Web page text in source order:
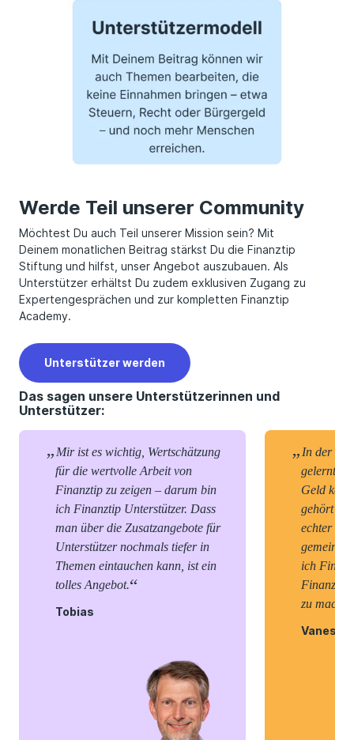
Werde Teil unserer Community
Möchtest Du auch Teil unserer Mission sein? Mit
Deinem monatlichen Beitrag stärkst Du die Finanztip
Stiftung und hilfst, unser Angebot auszubauen. Als
Unterstützer erhältst Du zudem exklusiven Zugang zu
Expertengesprächen und zur kompletten Finanztip
Academy.
Unterstützer werden
Das sagen unsere Unterstützerinnen und
Unterstützer:
Mir ist es wichtig, Wertschätzung
für die wertvolle Arbeit von
Finanztip zu zeigen – darum bin
ich Finanztip Unterstützer. Dass
man über die Zusatzangebote für
Unterstützer nochmals tiefer in
Themen eintauchen kann, ist ein
tolles Angebot.
Tobias
In der
gelernt –
Geld kam
gehört in
echter
ich
zu
Vanessa